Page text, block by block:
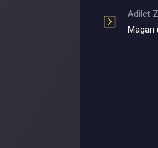
Magan